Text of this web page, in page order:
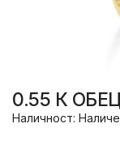
0.55 К
Наличност: